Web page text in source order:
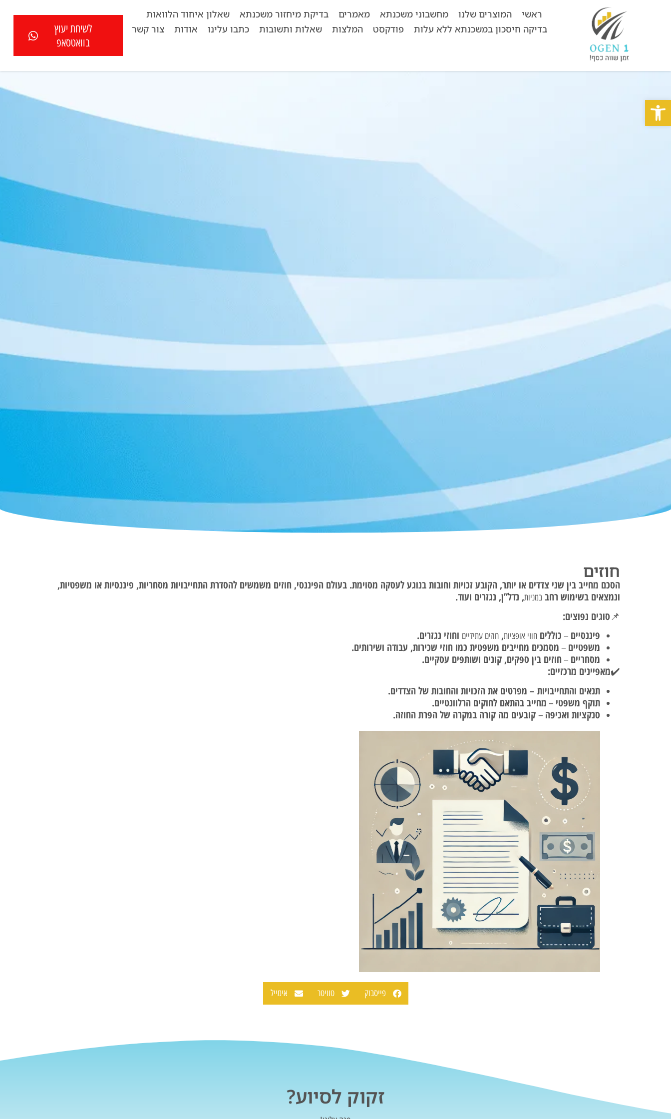
ראשי המוצרים שלנו מחשבוני משכנתא מאמרים בדיקת מיחזור משכנתא
שאלון איחוד הלוואות
בדיקה חיסכון במשכנתא ללא עלות
פודקסט המלצות שאלות ותשובות כתבו עלינו אודות צור קשר
לשיחת יעוץ
בוואטסאפ
חוזים
הסכם מחייב בין שני צדדים או יותר, הקובע זכויות וחובות בנוגע לעסקה מסוימת. בעולם הפיננסי, חוזים משמשים להסדרת התחייבויות מסחריות, פיננסיות או משפטיות,
ונמצאים בשימוש רחב במניות, נדל”ן, נגזרים ועוד.
📌 סוגים נפוצים:
פיננסיים – כוללים חוזי אופציות, חוזים עתידיים וחוזי נגזרים.
משפטיים – מסמכים מחייבים משפטית כמו חוזי שכירות, עבודה ושירותים.
מסחריים –חוזים בין ספקים, קונים ושותפים עסקיים.
✔️מאפיינים מרכזיים:
תנאים והתחייבויות – מפרטים את הזכויות והחובות של הצדדים.
תוקף משפטי – מחייב בהתאם לחוקים הרלוונטיים.
סנקציות ואכיפה – קובעים מה קורה במקרה של הפרת החוזה.
פייסבוק טוויטר אימייל
זקוק לסיוע?
פתח סרגל נגישות